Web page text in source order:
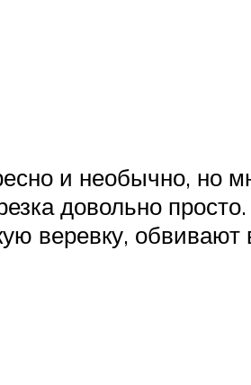
и необычно, но
довольно
веревку, обвивают